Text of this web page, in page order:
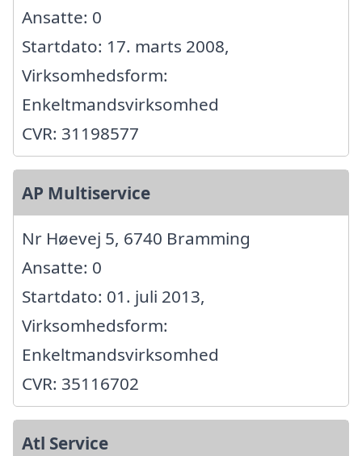
Ansatte: 0
Startdato: 17. marts 2008,
Virksomhedsform:
Enkeltmandsvirksomhed
CVR: 31198577
AP Multiservice
Nr Høevej 5, 6740 Bramming
Ansatte: 0
Startdato: 01. juli 2013,
Virksomhedsform:
Enkeltmandsvirksomhed
CVR: 35116702
Atl Service